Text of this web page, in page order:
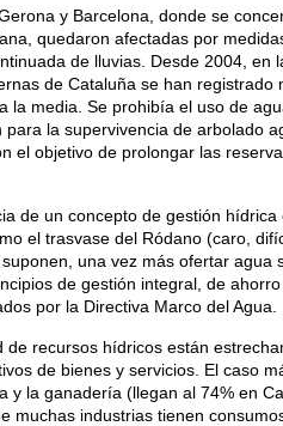
y Barcelona, donde se
quedaron afectadas por
de lluvias. Desde 2004, en
de Cataluña se han registrado
la media. Se prohibía el uso de
la supervivencia de arbolado
el objetivo de prolongar las
de un concepto de gestión hídrica
el trasvase del Ródano (caro,
una vez más ofertar agua
de gestión integral, de
por la Directiva Marco del Agua.
de recursos hídricos están
de bienes y servicios. El caso
y la ganadería (llegan al 74% en
muchas industrias tienen